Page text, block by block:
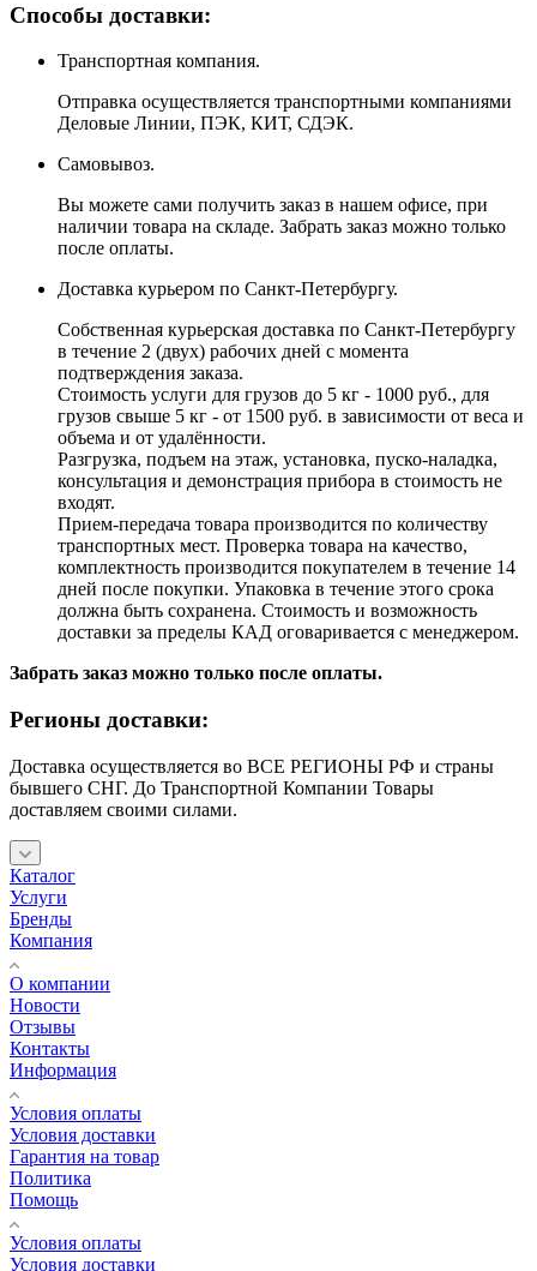
Способы доставки:
Транспортная компания.
Отправка осуществляется транспортными компаниями
Деловые Линии, ПЭК, КИТ, СДЭК.
Самовывоз.
Вы можете сами получить заказ в нашем офисе, при
наличии товара на складе. Забрать заказ можно только
после оплаты.
Доставка курьером по Санкт-Петербургу.
Собственная курьерская доставка по Санкт-Петербургу
в течение 2 (двух) рабочих дней с момента
подтверждения заказа.
Стоимость услуги для грузов до 5 кг - 1000 руб., для
грузов свыше 5 кг - от 1500 руб. в зависимости от веса и
объема и от удалённости.
Разгрузка, подъем на этаж, установка, пуско-наладка,
консультация и демонстрация прибора в стоимость не
входят.
Прием-передача товара производится по количеству
транспортных мест. Проверка товара на качество,
комплектность производится покупателем в течение 14
дней после покупки. Упаковка в течение этого срока
должна быть сохранена. Стоимость и возможность
доставки за пределы КАД оговаривается с менеджером.
Забрать заказ можно только после оплаты.
Регионы доставки:
Доставка осуществляется во ВСЕ РЕГИОНЫ РФ и страны
бывшего СНГ. До Транспортной Компании Товары
доставляем своими силами.
Каталог
Услуги
Бренды
Компания
О компании
Новости
Отзывы
Контакты
Информация
Условия оплаты
Условия доставки
Гарантия на товар
Политика
Помощь
Условия оплаты
Условия доставки